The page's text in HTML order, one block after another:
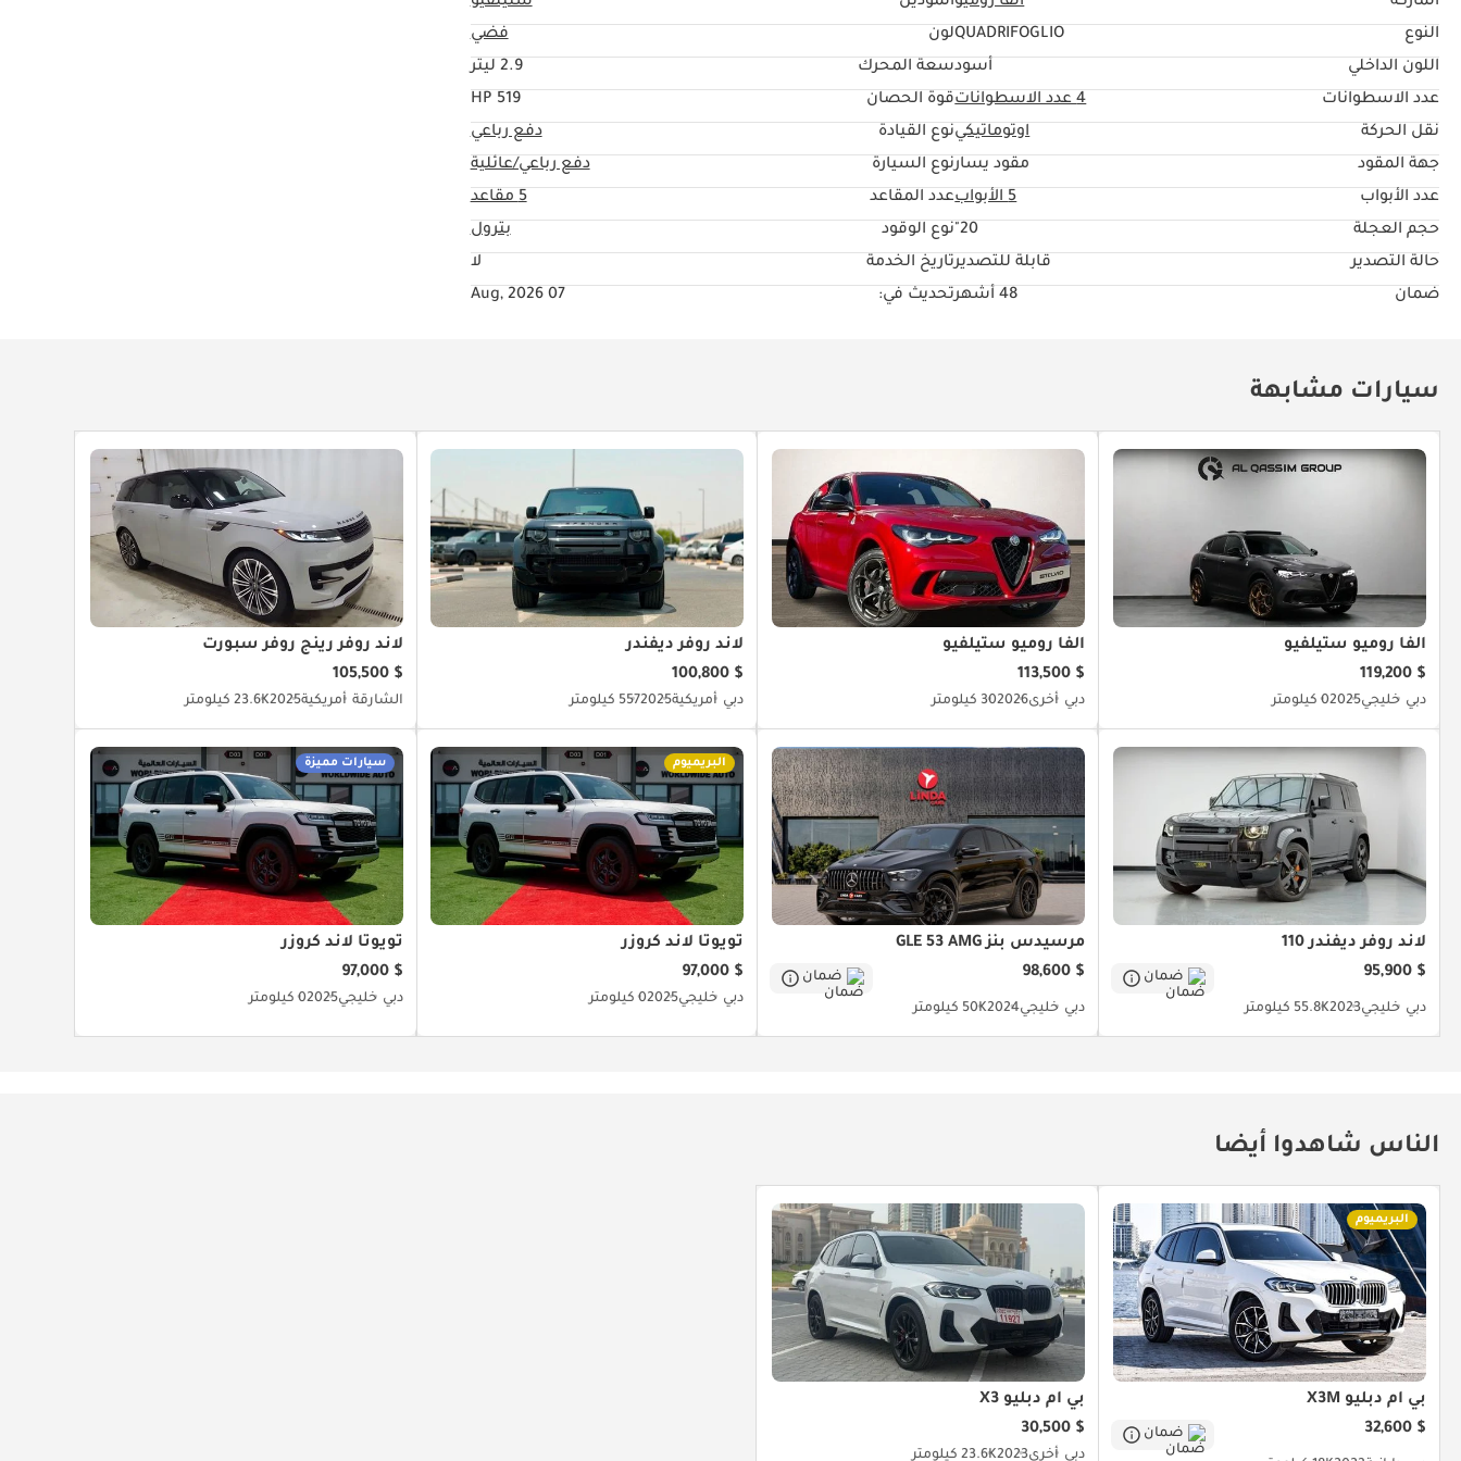
النوع
QUADRIFOGLIOلون
فضي
اللون الداخلي
أسودسعة المحرك
2.9 ليتر
عدد الاسطوانات
4عدد الاسطواناتقوة الحصان
519 HP
نقل الحركة
اوتوماتيكينوع القيادة
دفع رباعي
جهة المقود
مقود يسارنوع السيارة
دفع رباعي/عائلية
عدد الأبواب
5 الأبواب عدد المقاعد
5 مقاعد
حجم العجلة
20" نوع الوقود
بترول
حالة التصدير
قابلة للتصديرتاريخ الخدمة
لا
ضمان
48 أشهر تحديث في: 07 Aug, 2026
سيارات مشابهة
ألفا روميو ستيلفيو
$ 119,200
دبي خليجي20250 كيلومتر
ألفا روميو ستيلفيو
$ 113,500
دبي أخرى202630 كيلومتر
لاند روفر ديفندر
$ 100,800
دبي أمريكية2025557 كيلومتر
لاند روفر رينج روفر سبورت
$ 105,500
الشارقة أمريكية202523.6K كيلومتر
لاند روفر ديفندر 110
$ 95,900
ضمان
دبي خليجي202355.8K كيلومتر
مرسيدس بنز GLE 53 AMG
$ 98,600
ضمان
دبي خليجي202450K كيلومتر
البريميوم
تويوتا لاند كروزر
$ 97,000
دبي خليجي20250 كيلومتر
سيارات مميزة
تويوتا لاند كروزر
$ 97,000
دبي خليجي20250 كيلومتر
الناس شاهدوا أيضا
البريميوم
بي أم دبليو X3M
$ 32,600
ضمان
بي أم دبليو X3
$ 30,500
دبي أخرى202323.6K كيلومتر